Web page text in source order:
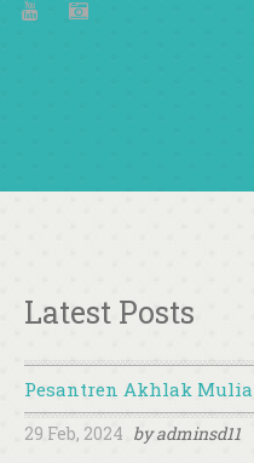
Latest Posts
Pesantren Akhlak Mulia
29 Feb, 2024 byadminsd11